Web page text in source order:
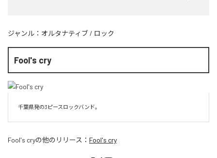
ジャンル： オルタナティブ / ロック
Fool's cry
千葉県発の3ピースロックバンド。
Fool's cryの他のリリース： Fool's cry